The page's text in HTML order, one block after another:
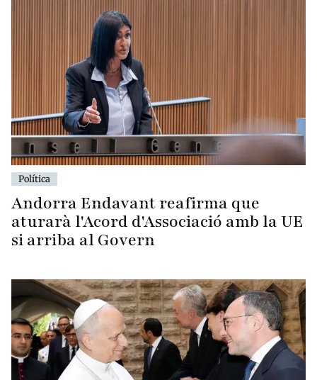
Política
Andorra Endavant reafirma que
aturarà l'Acord d'Associació amb la UE
si arriba al Govern